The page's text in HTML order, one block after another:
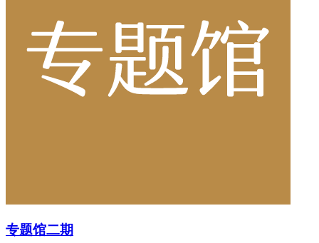
专题馆二期